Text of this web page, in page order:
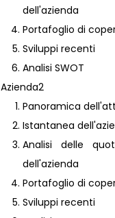
dell'azienda
Portafoglio di
Sviluppi recenti
Analisi SWOT
Azienda2
Panoramica
Istantanea
Analisi delle
dell'azienda
Portafoglio di
Sviluppi recenti